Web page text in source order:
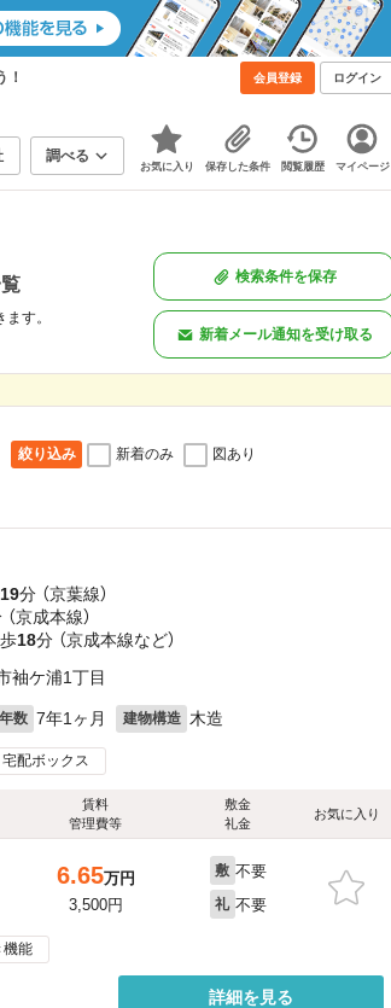
会員登録 ログイン
調べる
お気に入り 保存した条件 閲覧履歴 マイページ
す。
検索条件を保存
新着メール通知を受け取る
絞り込み 新着のみ 図あり
19分 （京葉線）
（京成本線）
18分 （京成本線など）
袖ケ浦1丁目
数 7年1ヶ月 建物構造 木造
宅配ボックス
賃料
管理費等
敷金
礼金
お気に入り
6.65万円
3,500円
敷 不要
礼 不要
機能
詳細を見る